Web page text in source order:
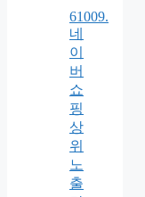
61009.
네
이
버
쇼
핑
상
위
노
출